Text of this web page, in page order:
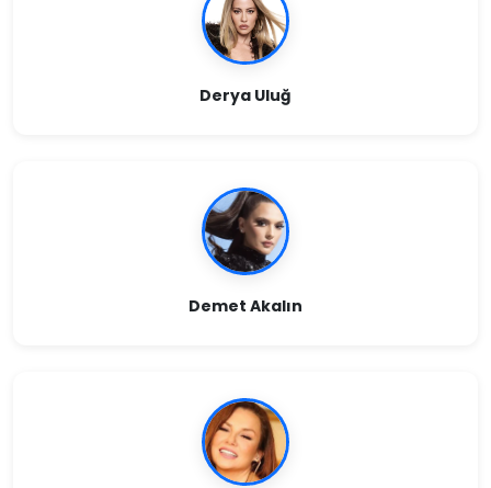
Derya Uluğ
Demet Akalın